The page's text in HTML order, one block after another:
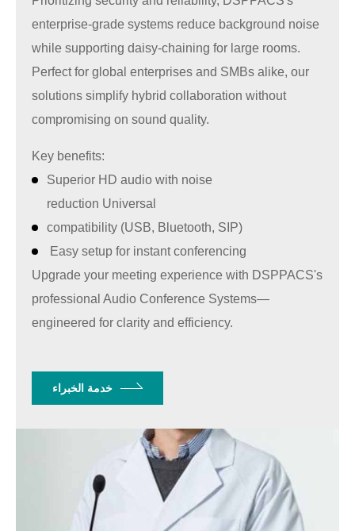
enterprise-grade systems reduce background noise
while supporting daisy-chaining for large rooms.
Perfect for global enterprises and SMBs alike, our
solutions simplify hybrid collaboration without
compromising on sound quality.
Key benefits:
Superior HD audio with noise
reduction Universal
compatibility (USB, Bluetooth, SIP)
Easy setup for instant conferencing
Upgrade your meeting experience with DSPPACS's
professional Audio Conference Systems—
engineered for clarity and efficiency.
خدمة الخبراء